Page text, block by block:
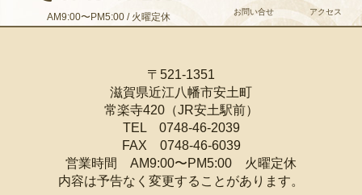
AM9:00〜PM5:00 / 火曜定休 お問い合せ アクセス
〒521-1351
滋賀県近江八幡市安土町
常楽寺420（JR安土駅前）
TEL 0748-46-2039
FAX 0748-46-6039
営業時間 AM9:00〜PM5:00 火曜定休
内容は予告なく変更することがあります。